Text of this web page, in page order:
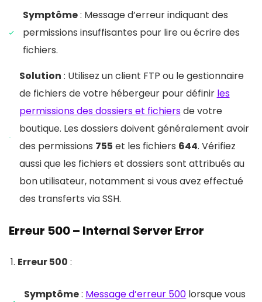
Symptôme: Message d’erreur indiquant des
permissions insuffisantes pour lire ou écrire des
fichiers.
Solution : Utilisez un client FTP ou le gestionnaire
de fichiers de votre hébergeur pour définir les
permissions des dossiers et fichiersde votre
boutique. Les dossiers doivent généralement avoir
des permissions 755 et les fichiers 644. Vérifiez
aussi que les fichiers et dossiers sont attribués au
bon utilisateur, notamment si vous avez effectué
des transferts via SSH.
Erreur 500 – Internal Server Error
Erreur 500 :
Symptôme: Message d’erreur 500 lorsque vous